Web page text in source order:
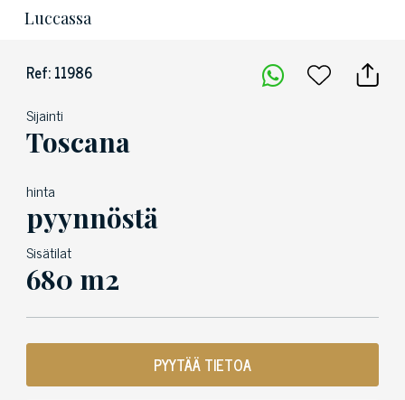
Luccassa
Ref: 11986
Sijainti
Toscana
hinta
pyynnöstä
Sisätilat
680 m2
PYYTÄÄ TIETOA